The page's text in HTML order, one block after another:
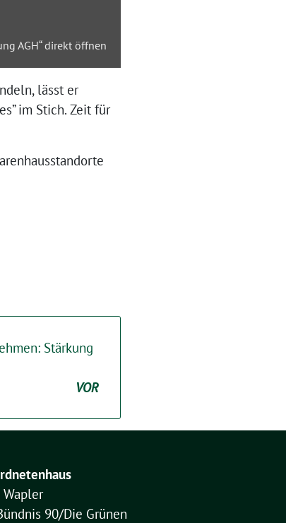
AGH“ direkt öffnen
lässt er
im Stich. Zeit für
Stärkung
VOR
Wapler
90/Die Grünen